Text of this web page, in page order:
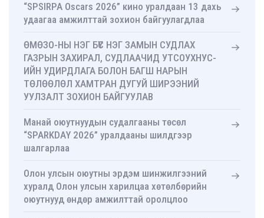
“SPSIRPA Oscars 2026” кино уралдаан 13 дахь
удаагаа амжилттай зохион байгуулагдлаа
ӨМӨЗО-НЫ НЭГ БҮС НЭГ ЗАМЫН СУДЛАХ
ГАЗРЫН ЗАХИРАЛ, СУДЛААЧИД УТСОУХНУС-
ИЙН УДИРДЛАГА БОЛОН БАГШ НАРЫН
ТӨЛӨӨЛӨЛ ХАМТРАН ДУГУЙ ШИРЭЭНИЙ
УУЛЗАЛТ ЗОХИОН БАЙГУУЛАВ
Манай оюутнуудын судалгааны төсөл
“SPARKDAY 2026” уралдааны шилдгээр
шалгарлаа
Олон улсын оюутны эрдэм шинжилгээний
хуралд Олон улсын харилцаа хөтөлбөрийн
оюутнууд өндөр амжилттай оролцлоо